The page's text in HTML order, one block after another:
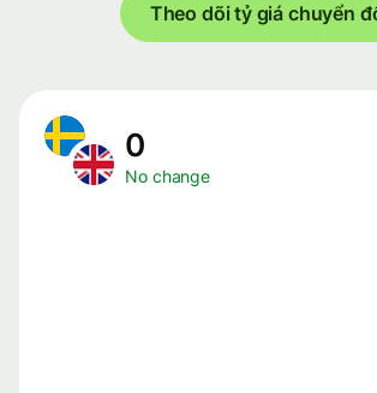
Theo dõi tỷ giá chuyển
0
No change